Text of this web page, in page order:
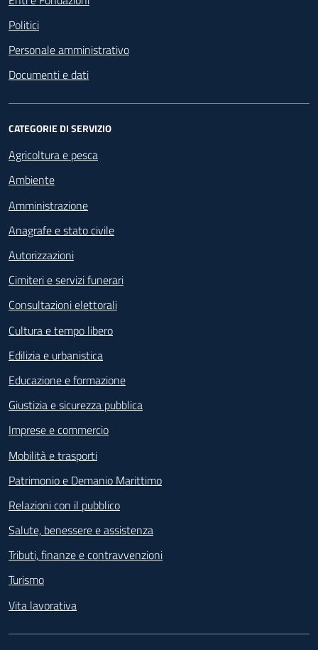
rendendo così oggettivamente impossibile il
consumo di una portata principale, il
genitore o chi ne fa le veci può richiedere il
pasto.
Qualora per più diuna voltanell’arco delle
quattro settimane, una delle portate
pasto scorta il genitore o chi ne fa le veci può
richiedere il rimborso del 50% della tariffa
settimane, si rilevasse un ritardo nella
consegna dei pasti superiore ai 15 minuti il
rimborso del 100% della tariffa pagata per il
pasto.
I rimborsi verranno riconosciuti su
richiesta o d’ufficio.
La richiesta può essere presentata tramite
sito istituzionale dell’Ente seguendo la
procedura indicata all’interno dello stesso
rimborso verrà effettuato sul bollettino
successivo alla presentazione della richiesta.
Suggerimenti e Reclami
Politici
Personale amministrativo
Documenti e dati
CATEGORIE DI SERVIZIO
Agricoltura e pesca
Ambiente
Amministrazione
Anagrafe e stato civile
Autorizzazioni
Cimiteri e servizi funerari
Consultazioni elettorali
Cultura e tempo libero
Edilizia e urbanistica
Educazione e formazione
Giustizia e sicurezza pubblica
Imprese e commercio
Mobilità e trasporti
Patrimonio e Demanio Marittimo
Relazioni con il pubblico
Salute, benessere e assistenza
Tributi, finanze e contravvenzioni
Turismo
Vita lavorativa